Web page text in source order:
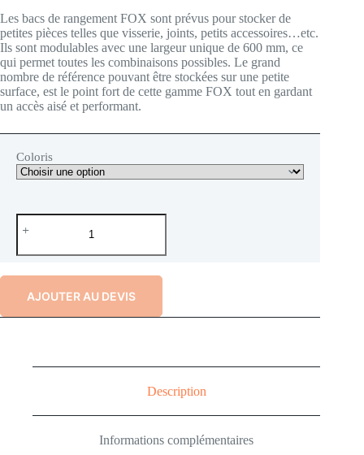
Les bacs de rangement FOX sont prévus pour stocker de
petites pièces telles que visserie, joints, petits accessoires…etc.
Ils sont modulables avec une largeur unique de 600 mm, ce
qui permet toutes les combinaisons possibles. Le grand
nombre de référence pouvant être stockées sur une petite
surface, est le point fort de cette gamme FOX tout en gardant
un accès aisé et performant.
Coloris
AJOUTER AU DEVIS
Description
Informations complémentaires